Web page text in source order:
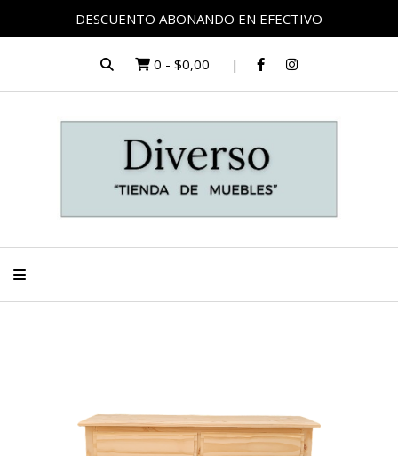
DESCUENTO ABONANDO EN EFECTIVO
0 - $0,00